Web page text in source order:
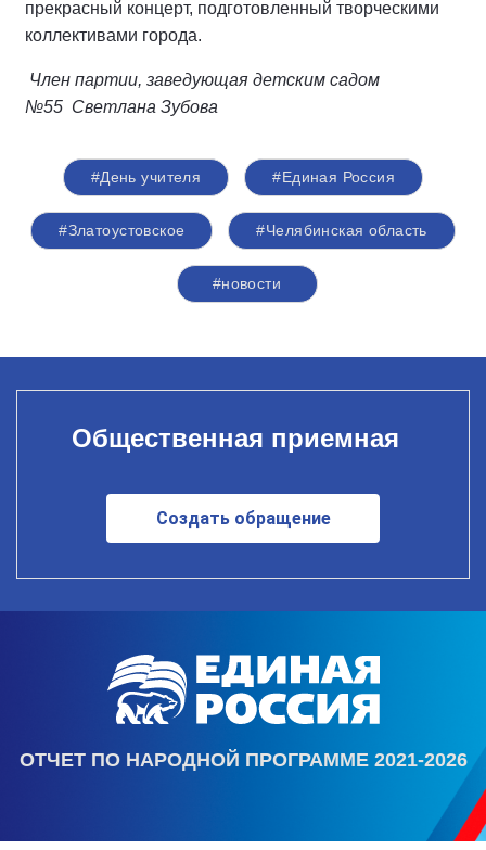
прекрасный концерт, подготовленный творческими
коллективами города.
Член партии, заведующая детским садом
№55 Светлана Зубова
#День учителя #Единая Россия
#Златоустовское #Челябинская область
#новости
Общественная приемная
Создать обращение
ОТЧЕТ ПО НАРОДНОЙ ПРОГРАММЕ 2021-2026